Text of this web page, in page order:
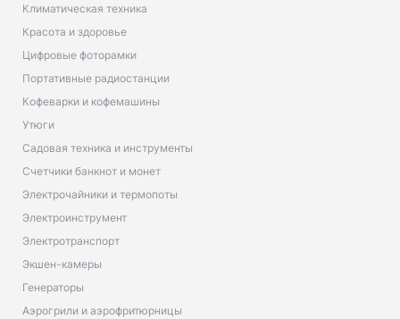
Климатическая техника
Красота и здоровье
Цифровые фоторамки
Портативные радиостанции
Кофеварки и кофемашины
Утюги
Садовая техника и инструменты
Счетчики банкнот и монет
Электрочайники и термопоты
Электроинструмент
Электротранспорт
Экшен-камеры
Генераторы
Аэрогрили и аэрофритюрницы